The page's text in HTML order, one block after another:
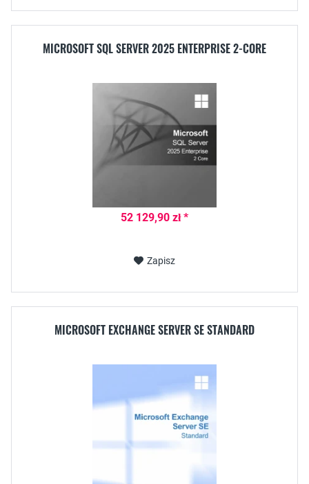
MICROSOFT SQL SERVER 2025 ENTERPRISE 2-CORE
52 129,90 zł *
Zapisz
MICROSOFT EXCHANGE SERVER SE STANDARD